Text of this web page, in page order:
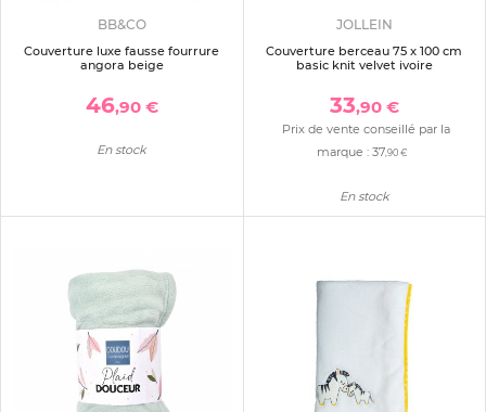
BB&CO
Couverture luxe fausse fourrure
angora beige
46,90 €
En stock
JOLLEIN
Couverture berceau 75 x 100 cm
basic knit velvet ivoire
33,90 €
Prix de vente conseillé par la
marque : 37,90 €
En stock